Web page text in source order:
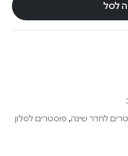
לסל
לחדר שינה, פוסטרים לסלון